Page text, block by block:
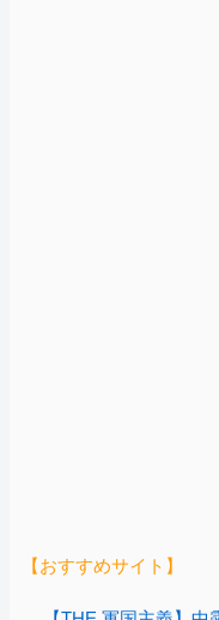
【おすすめサイト】